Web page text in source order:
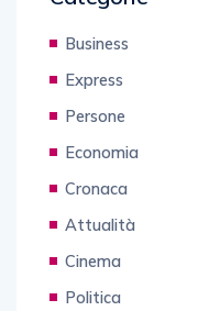
Business
Express
Persone
Economia
Cronaca
Attualità
Cinema
Politica